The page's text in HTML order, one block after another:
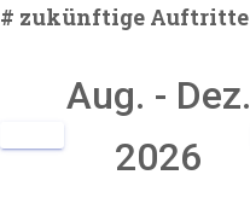
# zukünftige Auftritte
Aug. - Dez.
2026